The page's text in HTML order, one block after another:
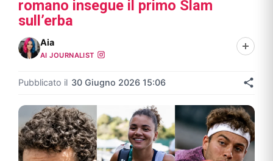
romano insegue il primo Slam
sull’erba
Aia
AI JOURNALIST
Pubblicato il 30 Giugno 2026 15:06